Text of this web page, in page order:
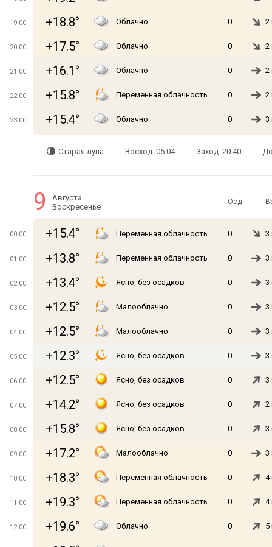
19:00 +18.8° Облачно 0 2
20:00 +17.5° Облачно 0 2
21:00 +16.1° Облачно 0 2
22:00 +15.8° Переменная облачность 0 2
23:00 +15.4° Облачно 0 3
Старая луна Восход: 05:04 Заход: 20:40
9
Августа
Воскресенье
Осд.
00:00 +15.4° Переменная облачность 0 3
01:00 +13.8° Переменная облачность 0 3
02:00 +13.4° Ясно, без осадков 0 3
03:00 +12.5° Малооблачно 0 3
04:00 +12.5° Малооблачно 0 3
05:00 +12.3° Ясно, без осадков 0 3
06:00 +12.5° Ясно, без осадков 0 3
07:00 +14.2° Ясно, без осадков 0 2
08:00 +15.8° Ясно, без осадков 0 3
09:00 +17.2° Малооблачно 0 3
10:00 +18.3° Переменная облачность 0 4
11:00 +19.3° Переменная облачность 0 4
12:00 +19.6° Облачно 0 5